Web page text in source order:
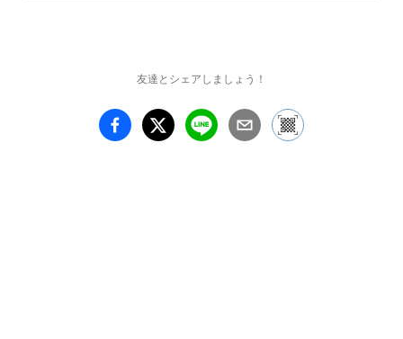
谷口和正　ポートフォリ
友達とシェアしましょう！